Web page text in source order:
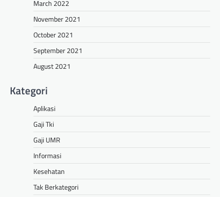
March 2022
November 2021
October 2021
September 2021
August 2021
Kategori
Aplikasi
Gaji Tki
Gaji UMR
Informasi
Kesehatan
Tak Berkategori